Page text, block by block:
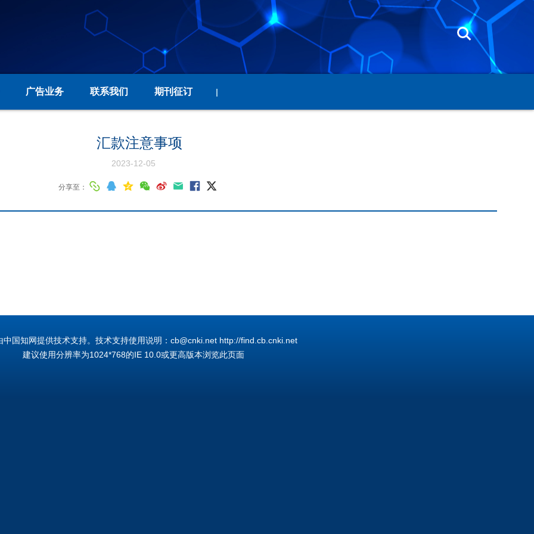
广告业务 联系我们 期刊征订 |
汇款注意事项
2023-12-05
分享至：
中国知网提供技术支持。技术支持使用说明：cb@cnki.net http://find.cb.cnki.net
建议使用分辨率为1024*768的IE 10.0或更高版本浏览此页面